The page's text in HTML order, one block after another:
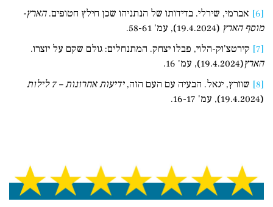
[6]
אברמי, שירלי. בדידותו של הנתניהו שכן חילץ חטופים.הארץ-
מוסף הארץ (19.4.2024), עמ' 58-61.
[7]
קירטצ'וק-הלוי, פבלו יצחק. המתנחלים: גולם שקם על יוצרו.
הארץ(19.4.2024), עמ' 16.
[8]
שוורץ, יגאל. הבעיה עם העם הזה,ידיעות אחרונות – 7 לילות
(19.4.2024), עמ' 16-17.